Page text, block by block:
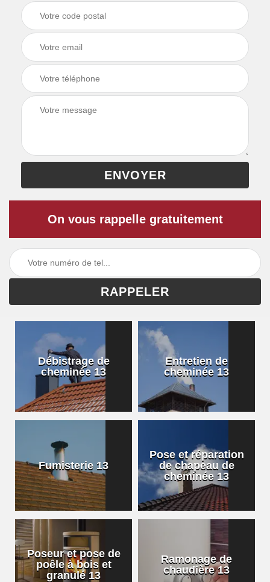
On vous rappelle gratuitement
Débistrage de
cheminée 13
Entretien de
cheminée 13
Fumisterie 13
Pose et réparation
de chapeau de
cheminée 13
Poseur et pose de
poêle à bois et
granulé 13
Ramonage de
chaudière 13